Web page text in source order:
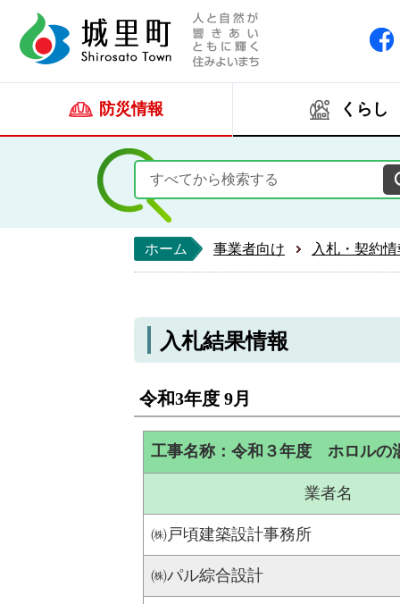
防災情報 くらし
ホーム 事業者向け 入札・契約
入札結果情報
令和3年度 9月
工事名称：令和３年度 ホロルの
業者名
㈱戸頃建築設計事務所
㈱パル綜合設計